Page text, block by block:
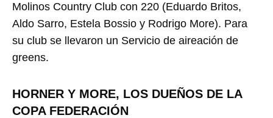
Molinos Country Club con 220 (Eduardo Britos,
Aldo Sarro, Estela Bossio y Rodrigo More). Para
su club se llevaron un Servicio de aireación de
greens.
HORNER Y MORE, LOS DUEÑOS DE LA
COPA FEDERACIÓN